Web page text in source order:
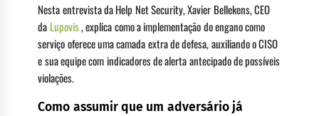
Nesta entrevista da Help Net Security, Xavier Bellekens, CEO
da Lupovis, explica como a implementação do engano como
serviço oferece uma camada extra de defesa, auxiliando o CISO
e sua equipe com indicadores de alerta antecipado de possíveis
violações.
Como assumir que um adversário já